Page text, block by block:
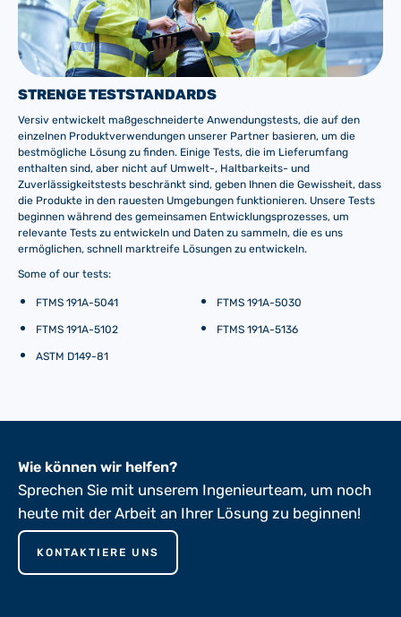
STRENGE TESTSTANDARDS
Versiv entwickelt maßgeschneiderte Anwendungstests, die auf den
einzelnen Produktverwendungen unserer Partner basieren, um die
bestmögliche Lösung zu finden. Einige Tests, die im Lieferumfang
enthalten sind, aber nicht auf Umwelt-, Haltbarkeits- und
Zuverlässigkeitstests beschränkt sind, geben Ihnen die Gewissheit, dass
die Produkte in den rauesten Umgebungen funktionieren. Unsere Tests
beginnen während des gemeinsamen Entwicklungsprozesses, um
relevante Tests zu entwickeln und Daten zu sammeln, die es uns
ermöglichen, schnell marktreife Lösungen zu entwickeln.
Some of our tests:
FTMS 191A-5041 FTMS 191A-5030
FTMS 191A-5102 FTMS 191A-5136
ASTM D149-81
Wie können wir helfen?
Sprechen Sie mit unserem Ingenieurteam, um noch
heute mit der Arbeit an Ihrer Lösung zu beginnen!
KONTAKTIERE UNS